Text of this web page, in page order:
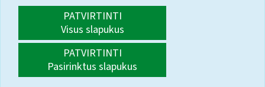
PATVIRTINTI
Visus slapukus
PATVIRTINTI
Pasirinktus slapukus